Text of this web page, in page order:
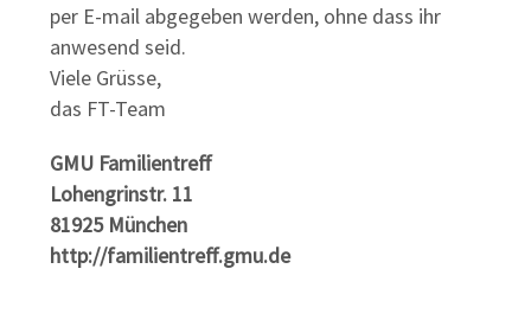
per E-mail abgegeben werden, ohne dass ihr
anwesend seid.
Viele Grüsse,
das FT-Team
GMU Familientreff
Lohengrinstr. 11
81925 München
http://familientreff.gmu.de